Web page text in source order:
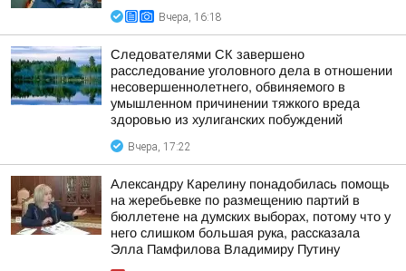
Вчера, 16:18
Следователями СК завершено
расследование уголовного дела в отношении
несовершеннолетнего, обвиняемого в
умышленном причинении тяжкого вреда
здоровью из хулиганских побуждений
Вчера, 17:22
Александру Карелину понадобилась помощь
на жеребьевке по размещению партий в
бюллетене на думских выборах, потому что у
него слишком большая рука, рассказала
Элла Памфилова Владимиру Путину